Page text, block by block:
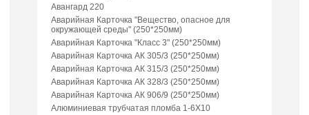
Авангард 220
Аварийная Карточка "Вещество, опасное для
окружающей среды" (250*250мм)
Аварийная Карточка "Класс 3" (250*250мм)
Аварийная Карточка АК 305/3 (250*250мм)
Аварийная Карточка АК 315/3 (250*250мм)
Аварийная Карточка АК 328/3 (250*250мм)
Аварийная Карточка АК 906/9 (250*250мм)
Алюминиевая трубчатая пломба 1-6Х10